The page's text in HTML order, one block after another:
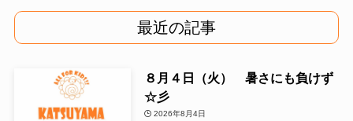
最近の記事
８月４日（火） 暑さにも負けず
☆彡
2026年8月4日